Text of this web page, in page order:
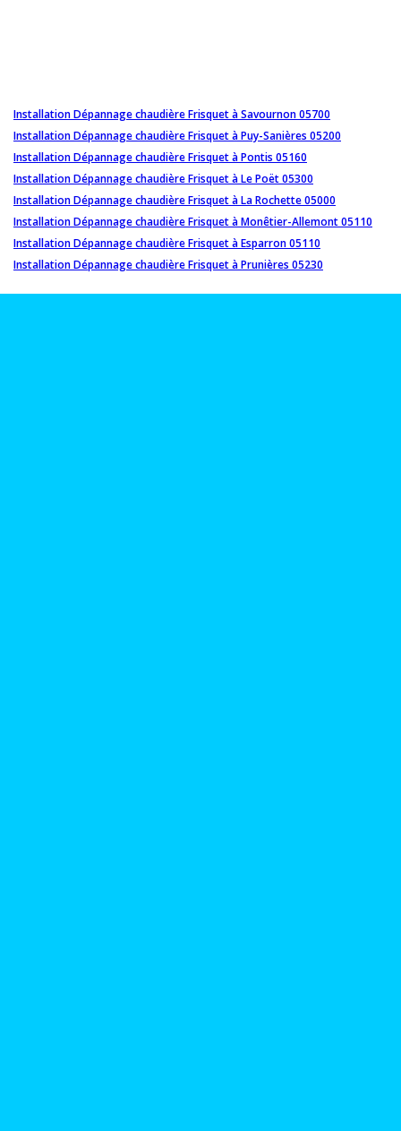
Installation Dépannage chaudière Frisquet à Savournon 05700
Installation Dépannage chaudière Frisquet à Puy-Sanières 05200
Installation Dépannage chaudière Frisquet à Pontis 05160
Installation Dépannage chaudière Frisquet à Le Poët 05300
Installation Dépannage chaudière Frisquet à La Rochette 05000
Installation Dépannage chaudière Frisquet à Monêtier-Allemont 05110
Installation Dépannage chaudière Frisquet à Esparron 05110
Installation Dépannage chaudière Frisquet à Prunières 05230